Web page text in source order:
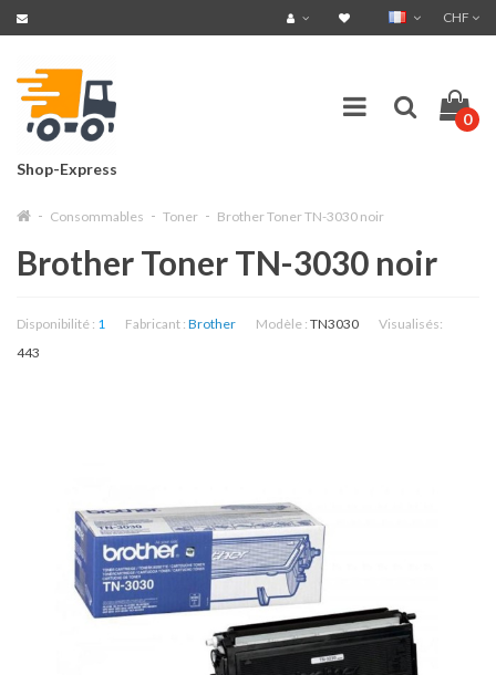
CHF
Shop-Express
0
Consommables Toner Brother Toner TN-3030 noir
Brother Toner TN-3030 noir
Disponibilité : 1 Fabricant : Brother Modèle : TN3030
Visualisés:
443